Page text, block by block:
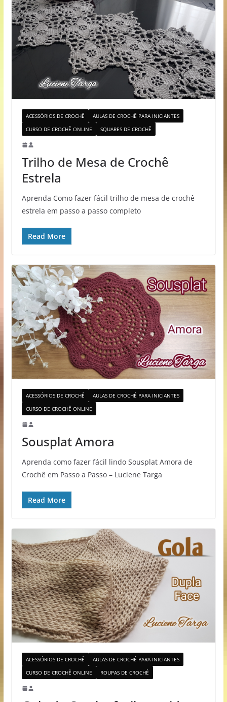
ACESSÓRIOS DE CROCHÊ
AULAS DE CROCHÊ PARA INICIANTES
CURSO DE CROCHÊ ONLINE
SQUARES DE CROCHÊ
Trilho de Mesa de Crochê
Estrela
Aprenda Como fazer fácil trilho de mesa de crochê
estrela em passo a passo completo
Read More
ACESSÓRIOS DE CROCHÊ
AULAS DE CROCHÊ PARA INICIANTES
CURSO DE CROCHÊ ONLINE
Sousplat Amora
Aprenda como fazer fácil lindo Sousplat Amora de
Crochê em Passo a Passo – Luciene Targa
Read More
ACESSÓRIOS DE CROCHÊ
AULAS DE CROCHÊ PARA INICIANTES
CURSO DE CROCHÊ ONLINE
ROUPAS DE CROCHÊ